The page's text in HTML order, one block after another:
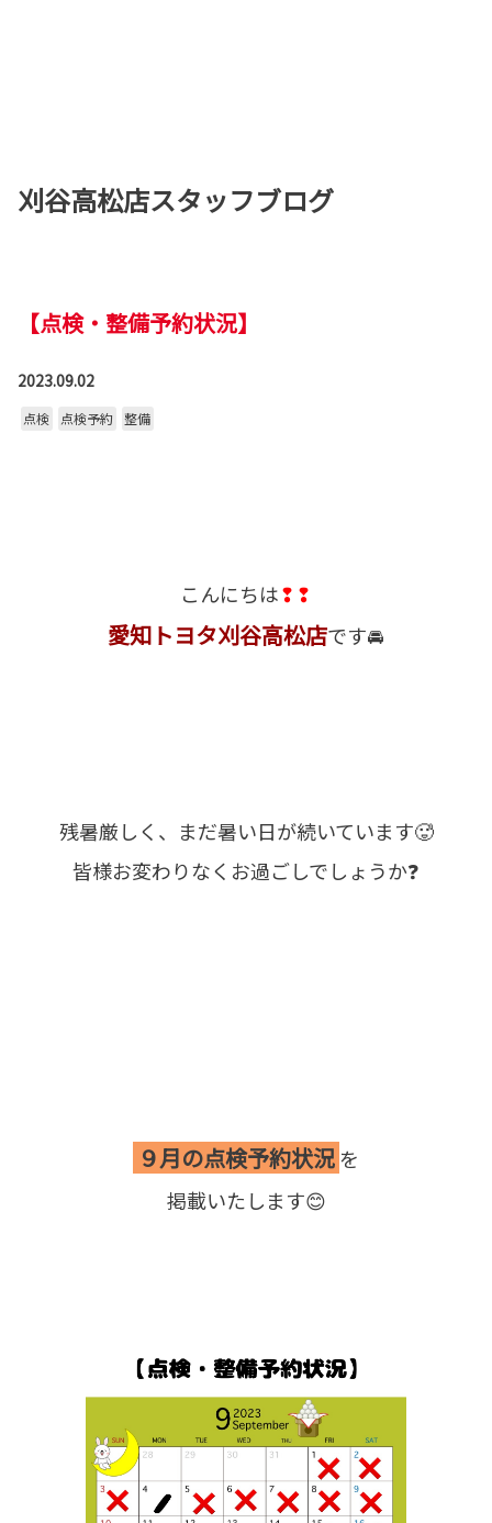
刈谷高松店スタッフブログ
【点検・整備予約状況】
2023.09.02
点検 点検予約 整備
こんにちは❢❢
愛知トヨタ刈谷高松店です🚘
残暑厳しく、まだ暑い日が続いています🥵
皆様お変わりなくお過ごしでしょうか❓
９月の点検予約状況を
掲載いたします😊